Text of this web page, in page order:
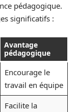
pédagogique.
significatifs :
Avantage
pédagogique
Encourage le
travail en équipe
Facilite la